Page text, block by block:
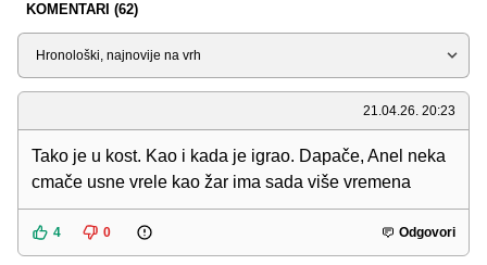
KOMENTARI (62)
Sortiraj
21.04.26. 20:23
Tako je u kost. Kao i kada je igrao. Dapače, Anel neka
cmače usne vrele kao žar ima sada više vremena
4 0 Odgovori